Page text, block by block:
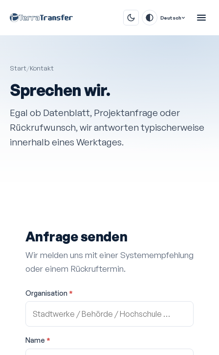
Deutsch
Start/Kontakt
Sprechen wir.
Egal ob Datenblatt, Projekt­anfrage oder
Rückruf­wunsch, wir antworten typischerweise
innerhalb eines Werktages.
Anfrage senden
Wir melden uns mit einer System­empfehlung
oder einem Rückruf­termin.
Organisation *
Name *